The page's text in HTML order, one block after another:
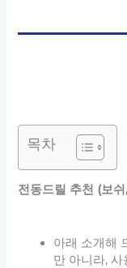
목차
전동드릴 추천 (보
아래 소개해
만 아니라,